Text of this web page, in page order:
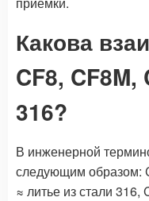
Какова
CF8, CF8M,
316?
В инженерной
следующим образом:
≈ литье из стали 316,